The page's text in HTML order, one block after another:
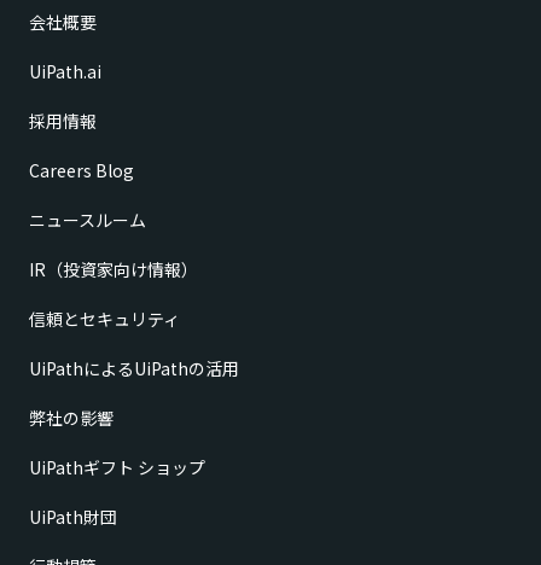
会社概要
UiPath.ai
採用情報
Careers Blog
ニュースルーム
IR（投資家向け情報）
信頼とセキュリティ
UiPathによるUiPathの活用
弊社の影響
UiPathギフト ショップ
UiPath財団